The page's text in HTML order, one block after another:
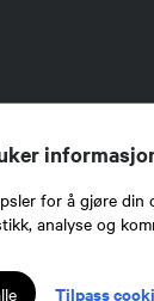
for å gjøre din
analyse og
Tilpass